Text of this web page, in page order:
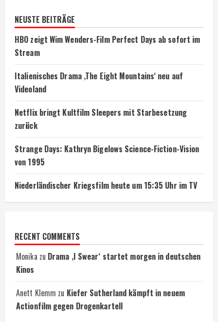
NEUSTE BEITRÄGE
HBO zeigt Wim Wenders-Film Perfect Days ab sofort im
Stream
Italienisches Drama ‚The Eight Mountains‘ neu auf
Videoland
Netflix bringt Kultfilm Sleepers mit Starbesetzung
zurück
Strange Days: Kathryn Bigelows Science-Fiction-Vision
von 1995
Niederländischer Kriegsfilm heute um 15:35 Uhr im TV
RECENT COMMENTS
Monika zu Drama ‚I Swear‘ startet morgen in deutschen
Kinos
Anett Klemm zu Kiefer Sutherland kämpft in neuem
Actionfilm gegen Drogenkartell